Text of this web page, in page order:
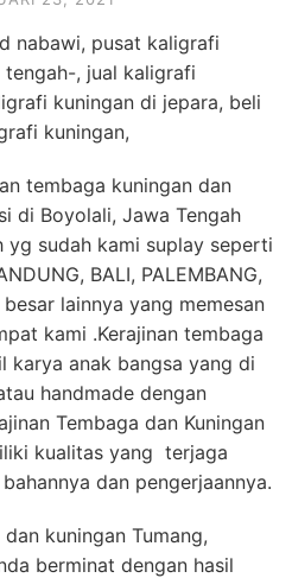
nabawi, pusat kaligrafi
tengah-, jual kaligrafi
kuningan di jepara, beli
kuningan,
tembaga kuningan dan
di Boyolali, Jawa Tengah
yg sudah kami suplay seperti
BALI, PALEMBANG,
lainnya yang memesan
kami .Kerajinan tembaga
karya anak bangsa yang di
handmade dengan
Tembaga dan Kuningan
kualitas yang terjaga
dan pengerjaannya.
kuningan Tumang,
berminat dengan hasil